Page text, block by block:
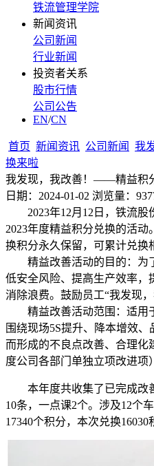
铁流管理学院
新闻资讯
公司新闻
行业新闻
投资者关系
股市行情
公司公告
EN/CN
首页 新闻资讯 公司新闻
我
换来啦
我发现，我改善！——精益积
日期：2024-01-02 浏览量：
2023年12月12日，铁流股
2023年度精益积分兑换的活
换积分永久保留，可累计兑换
精益改善活动的目的：为
低安全风险、提高生产效率，
消除浪费。鼓励员工“我发现，
精益改善活动范围：适用于
围绕现场5S提升、降本增效、
而形成的不良点改善、合理
度公司各部门单独立项改进项
本年度共收集了已完成改
10条，一点课2个。涉及12个
17340个积分，本次兑换16030